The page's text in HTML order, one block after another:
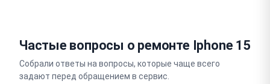
Частые вопросы о ремонте Iphone 15
Собрали ответы на вопросы, которые чаще всего
задают перед обращением в сервис.